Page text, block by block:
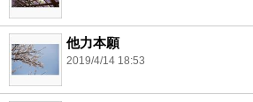
他力本願
2019/4/14 18:53